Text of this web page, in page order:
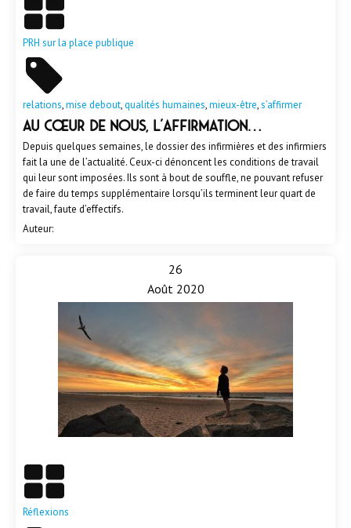
PRH sur la place publique
relations,mise debout,qualités humaines,mieux-être,s’affirmer
Au cœur de nous, l’affirmation…
Depuis quelques semaines, le dossier des infirmières et des infirmiers
fait la une de l’actualité. Ceux-ci dénoncent les conditions de travail
qui leur sont imposées. Ils sont à bout de souffle, ne pouvant refuser
de faire du temps supplémentaire lorsqu’ils terminent leur quart de
travail, faute d’effectifs.
Auteur:
26
Août 2020
Réflexions